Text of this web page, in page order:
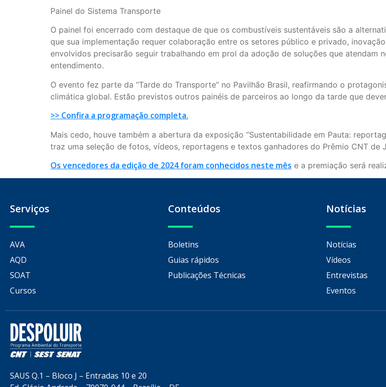
Painel do Sistema Transporte
O painel foi encerrado com destaque de que os combustíveis sustentáveis são a
que sua implementação requer colaboração entre os setores público e privado,
envolvidos precisarão seguir trabalhando em prol da adoção de soluções que atendam
entendimento.
O evento fez parte da “Tarde do Transporte” no Pavilhão Brasil, reafirmando o
climática global. Estão previstos outros painéis de parceiros ao longo da tarde que
>> Confira a programação completa.
Mais cedo, houve também a abertura da exposição “Sustentabilidade em Pauta:
traz uma seleção de fotos, vídeos, reportagens e textos ganhadores do Prêmio CNT de
Os vencedores da edição de 2024 foram conhecidos neste mês e a premiação será
Serviços
AVA
AQD
SOAT
Cursos
Conteúdos
Boletins
Guias rápidos
Publicações Técnicas
Notícias
Notícias
Vídeos
Entrevistas
Eventos
SAUS Q.1 – Bloco J – Entradas 10 e 20